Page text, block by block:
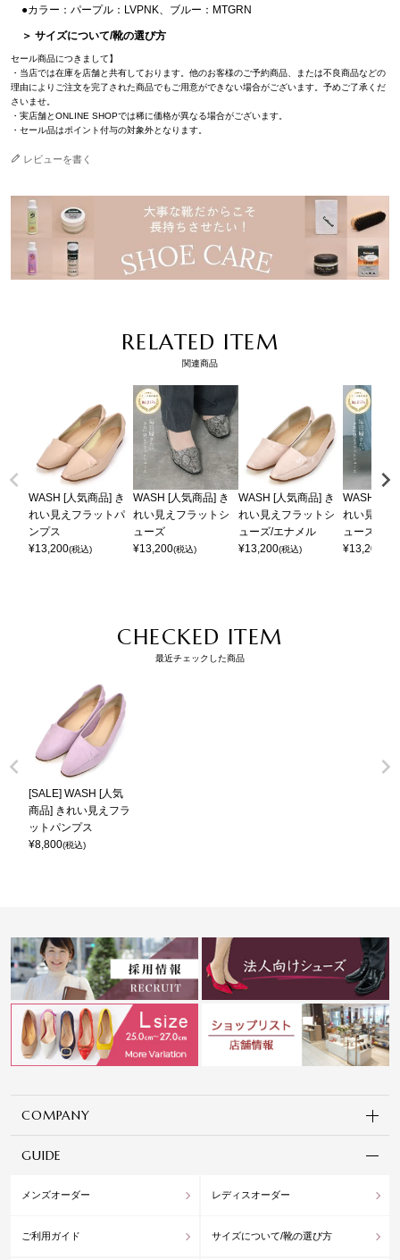
●カラー：パープル：LVPNK、ブルー：MTGRN
＞ サイズについて/靴の選び方
セール商品につきまして】
・当店では在庫を店舗と共有しております。他のお客様のご予約商品、または不良商品などの
理由によりご注文を完了された商品でもご用意ができない場合がございます。予めご了承くだ
さいませ。
・実店舗とONLINE SHOPでは稀に価格が異なる場合がございます。
・セール品はポイント付与の対象外となります。
レビューを書く
RELATED ITEM
関連商品
WASH [人気商品] き
れい見えフラットパ
ンプス
¥13,200(税込)
WASH [人気商品] き
れい見えフラットシ
ューズ
¥13,200(税込)
WASH [人気商品] き
れい見えフラットシ
ューズ/エナメル
¥13,200(税込)
WASH [人
れい見えフ
ューズ
¥13,200
CHECKED ITEM
最近チェックした商品
[SALE] WASH [人気
商品] きれい見えフラ
ットパンプス
¥8,800(税込)
COMPANY
GUIDE
メンズオーダー レディスオーダー
ご利用ガイド サイズについて/靴の選び方